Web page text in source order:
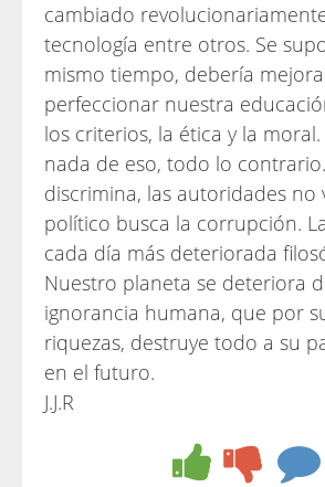
cambiado
tecnología entre otros. Se
mismo tiempo, debería
perfeccionar nuestra
los criterios, la ética y la
nada de eso, todo lo
discrimina, las autoridades no
político busca la corrupción.
cada día más deteriorada
Nuestro planeta se deteriora
ignorancia humana, que por
riquezas, destruye todo a su
en el futuro.
J.J.R